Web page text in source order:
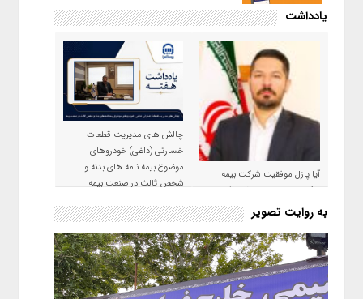
یادداشت
آیا پازل موفقیت شرکت بیمه
حکمت صبا در سال ۱۴۰۵ کامل می
شود؟!
چالش های مدیریت قطعات
خسارتی (داغی) خودروهای
موضوع بیمه نامه های بدنه و
شخص ثالث در صنعت بیمه
به روایت تصویر